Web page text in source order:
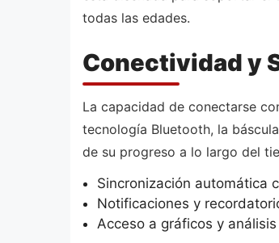
todas las edades.
Conectividad y
La capacidad de conectarse
tecnología Bluetooth, la
de su progreso a lo largo del
Sincronización automática
Notificaciones y
Acceso a gráficos y